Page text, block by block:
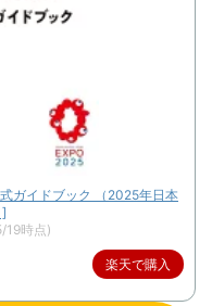
ガイドブック （2025年日本
19時点)
楽天で購入